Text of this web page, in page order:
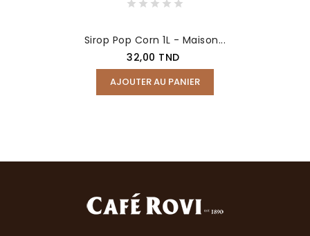
Sirop Pop Corn 1L - Maison...
Prix
32,00 TND
AJOUTER AU PANIER